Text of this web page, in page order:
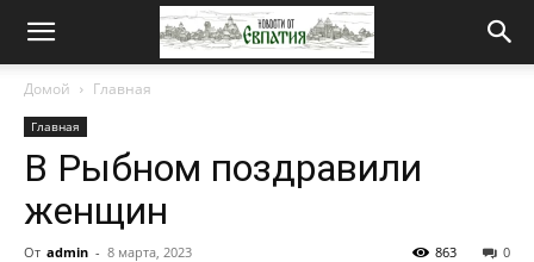
Новости
Домой Главная
Главная
В Рыбном поздравили
женщин
От admin - 8 марта, 2023 0
863